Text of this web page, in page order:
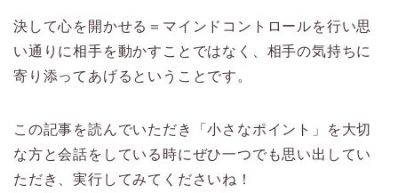
決して心を開かせる＝マインドコントロールを行い思
い通りに相手を動かすことではなく、相手の気持ちに
寄り添ってあげるということです。
この記事を読んでいただき「小さなポイント」を大切
な方と会話をしている時にぜひ一つでも思い出してい
ただき、実行してみてくださいね！